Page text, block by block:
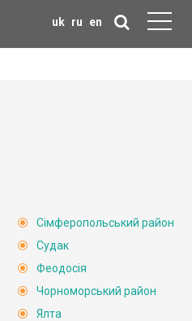
uk ru en
Сімферопольський район
Судак
Феодосія
Чорноморський район
Ялта